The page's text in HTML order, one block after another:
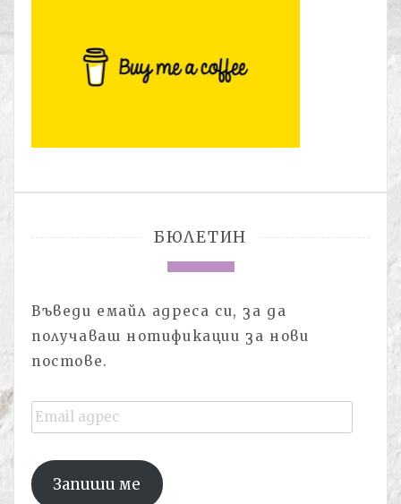
БЮЛЕТИН
Въведи емайл адреса си, за да
получаваш нотификации за нови
постове.
Email
адрес
Запиши ме